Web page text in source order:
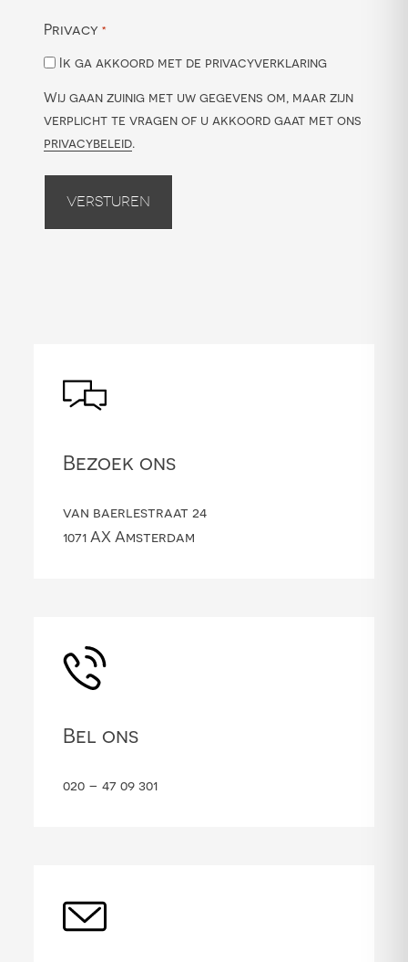
Privacy *
Ik ga akkoord met de privacyverklaring
Wij gaan zuinig met uw gegevens om, maar zijn
verplicht te vragen of u akkoord gaat met ons
privacybeleid.
Versturen
Bezoek ons
van baerlestraat 24
1071 AX Amsterdam
Bel ons
020 – 47 09 301